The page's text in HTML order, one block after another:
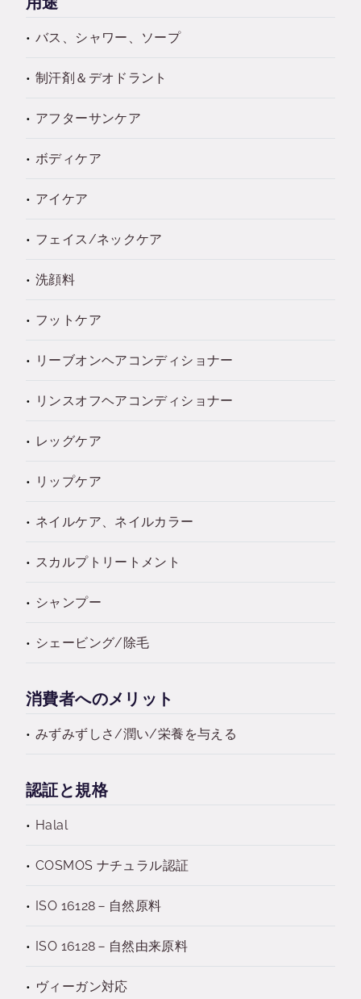
バス、シャワー、ソープ
制汗剤＆デオドラント
アフターサンケア
ボディケア
アイケア
フェイス/ネックケア
洗顔料
フットケア
リーブオンヘアコンディショナー
リンスオフヘアコンディショナー
レッグケア
リップケア
ネイルケア、ネイルカラー
スカルプトリートメント
シャンプー
シェービング/除毛
消費者へのメリット
みずみずしさ/潤い/栄養を与える
認証と規格
Halal
COSMOS ナチュラル認証
ISO 16128－自然原料
ISO 16128－自然由来原料
ヴィーガン対応